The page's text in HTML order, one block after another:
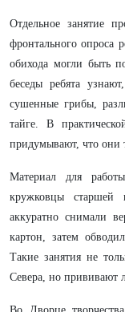
Отдельное занятие
фронтального опроса
обихода могли быть
беседы ребята
сушенные грибы,
тайге. В
придумывают, что они
Материал для
кружковцы старшей
аккуратно снимали
картон, затем
Такие занятия не
Севера, но прививают